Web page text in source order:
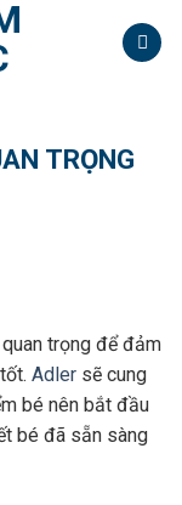
TRỌNG
trọng để đảm
Adler sẽ cung
bé nên bắt đầu
bé đã sẵn sàng